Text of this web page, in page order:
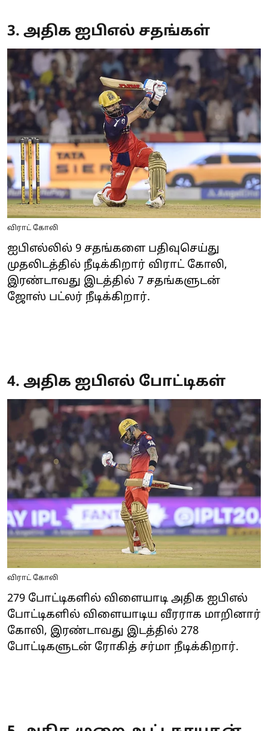
3. அதிக ஐபிஎல் சதங்கள்
விராட் கோலி
ஐபிஎல்லில் 9 சதங்களை பதிவுசெய்து
முதலிடத்தில் நீடிக்கிறார் விராட் கோலி,
இரண்டாவது இடத்தில் 7 சதங்களுடன்
ஜோஸ் பட்லர் நீடிக்கிறார்.
4. அதிக ஐபிஎல் போட்டிகள்
விராட் கோலி
279 போட்டிகளில் விளையாடி அதிக ஐபிஎல்
போட்டிகளில் விளையாடிய வீரராக மாறினார்
கோலி, இரண்டாவது இடத்தில் 278
போட்டிகளுடன் ரோகித் சர்மா நீடிக்கிறார்.